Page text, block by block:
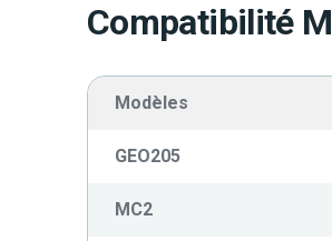
Compatibilité
Modèles
GEO205
MC2